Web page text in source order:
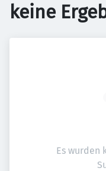
keine
Es wurden